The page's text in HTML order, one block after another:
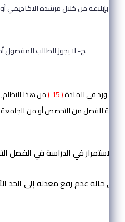
بإبلاغه من خلال مرشده الاكاديمي
ج- لا يجوز للطالب المفصول أكاديمياً من أي تخصص إعادة قبوله فيه مرة أخرى.
ما ورد في المادة( 15 )
من هذا
بالاستمرار في الدراسة في الفصل
في حالة عدم رفع معدله إلى الحد